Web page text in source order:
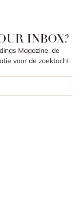
INBOX?
Magazine, de
voor de zoektocht